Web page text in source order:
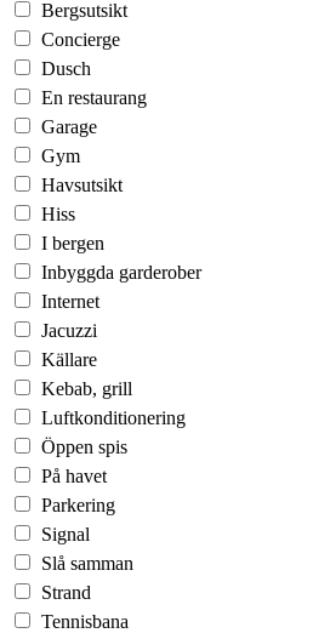
Bergsutsikt
Concierge
Dusch
En restaurang
Garage
Gym
Havsutsikt
Hiss
I bergen
Inbyggda garderober
Internet
Jacuzzi
Källare
Kebab, grill
Luftkonditionering
Öppen spis
På havet
Parkering
Signal
Slå samman
Strand
Tennisbana